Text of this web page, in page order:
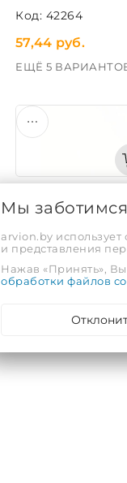
Код: 42264
57,44 руб.
ЕЩЁ 5
Код: 42267
57,44 руб.
Мы
arvion.by
и представления
Нажав «Принять», Вы
обработки файлов